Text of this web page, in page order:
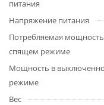
питания
Напряжение питания
Потребляемая
спящем режиме
Мощность в
режиме
Вес